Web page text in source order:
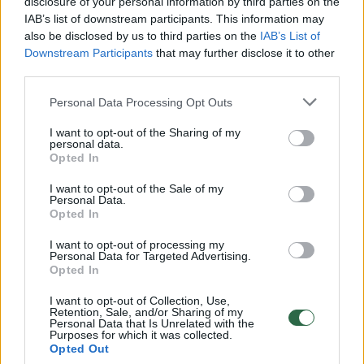
IAB’s list of downstream participants. This information may
also be disclosed by us to third parties on the IAB’s List of
Downstream Participants that may further disclose it to other
Personal Data Processing Opt Outs
I want to opt-out of the Sharing of my
personal data.
Opted In
I want to opt-out of the Sale of my
Personal Data.
Opted In
I want to opt-out of processing my
Personal Data for Targeted Advertising.
Opted In
I want to opt-out of Collection, Use,
Retention, Sale, and/or Sharing of my
Personal Data that Is Unrelated with the
Purposes for which it was collected.
Opted Out
00:00:30
Vaizdai iš tragiškos avarijos Vilniaus r.: dviejų moterų ir
vaiko gyvybių išgelbėti nepavyko
Savaitės vidurys nusimato karštas: temperatūra kils iki
32 laipsnių šilumos
Ukrainos politikoje: jis yra neteisus
Laidos | Nauja diena
00:00:57
Sinoptikai atsakė, kokiais orais užbaigsime darbo
savaitę: karščiai atsitrauks